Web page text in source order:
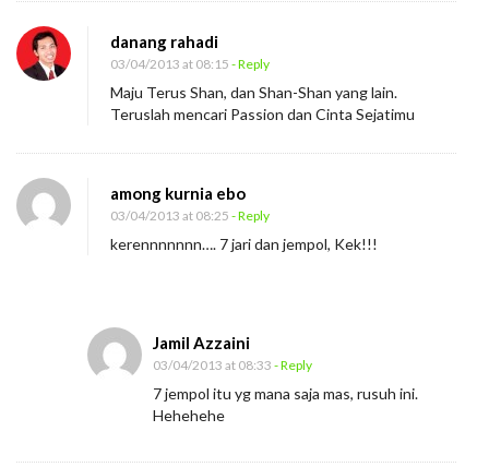
danang rahadi
03/04/2013 at 08:15 - Reply
Maju Terus Shan, dan Shan-Shan yang lain.
Teruslah mencari Passion dan Cinta Sejatimu
among kurnia ebo
03/04/2013 at 08:25 - Reply
kerennnnnnn…. 7 jari dan jempol, Kek!!!
Jamil Azzaini
03/04/2013 at 08:33 - Reply
7 jempol itu yg mana saja mas, rusuh ini.
Hehehehe